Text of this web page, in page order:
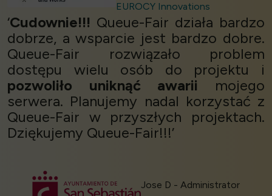
EUROCY Innovations
‘Cudownie!!! Queue-Fair działa bardzo
dobrze, a wsparcie jest bardzo dobre.
Queue-Fair rozwiązało problem
dostępu wielu osób do projektu i
pozwoliło uniknąć awarii mojego
serwera. Planujemy nadal korzystać z
Queue-Fair w przyszłych projektach.
Dziękujemy Queue-Fair!!!’
Jose D - Administrator